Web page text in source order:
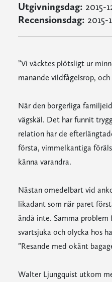
Utgivningsdag: 2015-
Recensionsdag: 2015-
”Vi väcktes plötsligt ur
manande vildfågelsrop,
När den borgerliga
vägskäl. Det har funnit
relation har de
första, vimmelkantiga
känna varandra.
Nästan omedelbart vid
likadant som när paret
ändå inte. Samma problem
svartsjuka och olycka hos
”Resande med okänt
Walter Ljungquist utkom